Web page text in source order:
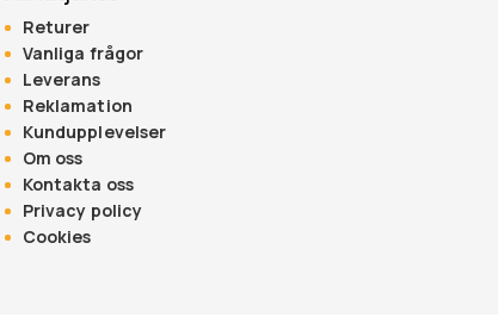
Returer
Vanliga frågor
Leverans
Reklamation
Kundupplevelser
Om oss
Kontakta oss
Privacy policy
Cookies